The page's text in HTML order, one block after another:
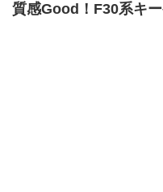
質感Good！F30系キ